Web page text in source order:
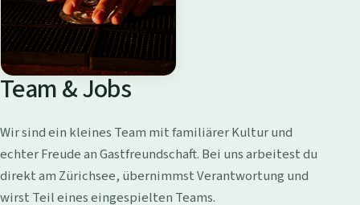
Team & Jobs
Wir sind ein kleines Team mit familiärer Kultur und
echter Freude an Gastfreundschaft. Bei uns arbeitest du
direkt am Zürichsee, übernimmst Verantwortung und
wirst Teil eines eingespielten Teams.